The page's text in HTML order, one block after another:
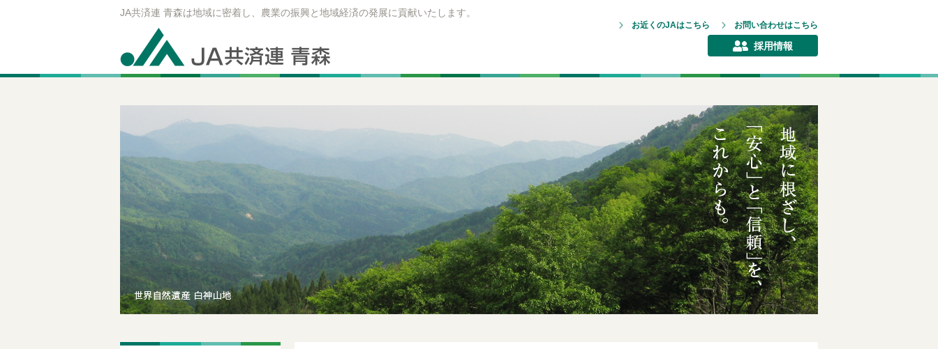
JA共済連 青森は地域に密着し、農業の振興と地域経済の発展に貢献いたします。
お近くのJAはこちら お問い合わせはこちら
採用情報